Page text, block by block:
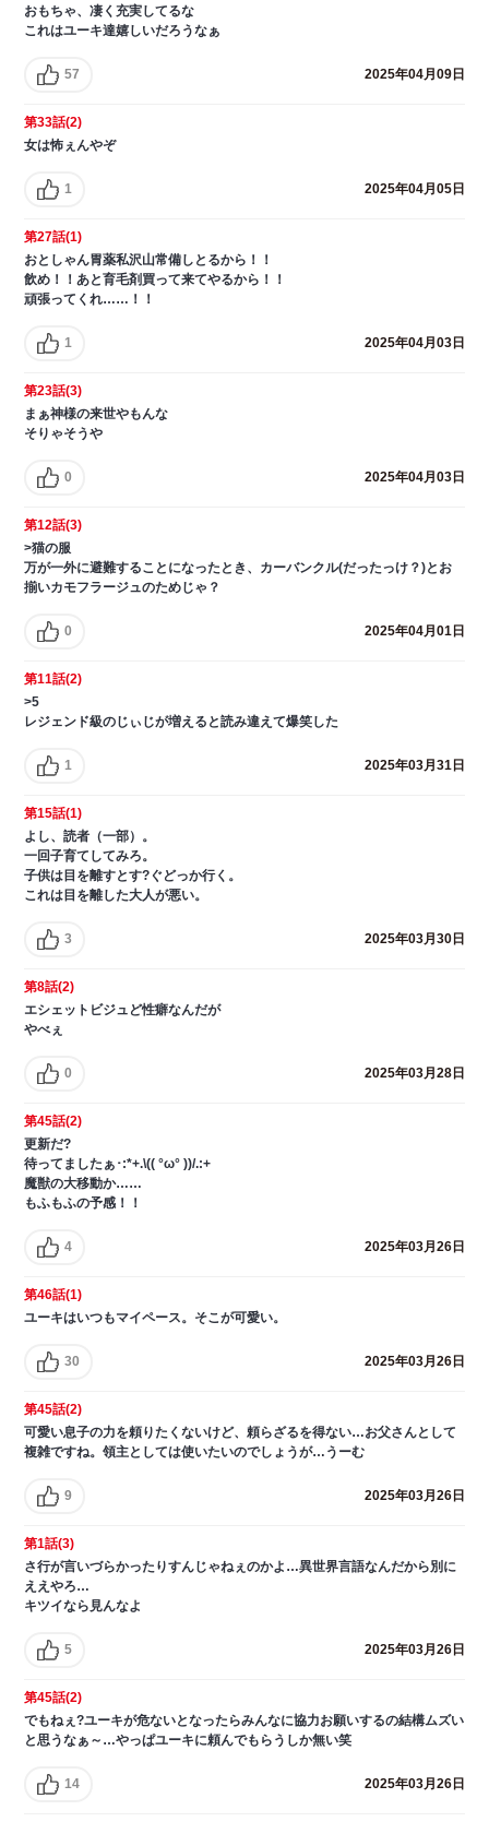
おもちゃ、凄く充実してるな
これはユーキ達嬉しいだろうなぁ
57 2025年04月09日
第33話(2)
女は怖ぇんやぞ
1 2025年04月05日
第27話(1)
おとしゃん胃薬私沢山常備しとるから！！
飲め！！あと育毛剤買って来てやるから！！
頑張ってくれ……！！
1 2025年04月03日
第23話(3)
まぁ神様の来世やもんな
そりゃそうや
0 2025年04月03日
第12話(3)
>猫の服
万が一外に避難することになったとき、カーバンクル(だったっけ？)とお
揃いカモフラージュのためじゃ？
0 2025年04月01日
第11話(2)
>5
レジェンド級のじぃじが増えると読み違えて爆笑した
1 2025年03月31日
第15話(1)
よし、読者（一部）。
一回子育てしてみろ。
子供は目を離すとす?ぐどっか行く。
これは目を離した大人が悪い。
3 2025年03月30日
第8話(2)
エシェットビジュど性癖なんだが
やべぇ
0 2025年03月28日
第45話(2)
更新だ?
待ってましたぁ･:*+.\(( °ω° ))/.:+
魔獣の大移動か……
もふもふの予感！！
4 2025年03月26日
第46話(1)
ユーキはいつもマイペース。そこが可愛い。
30 2025年03月26日
第45話(2)
可愛い息子の力を頼りたくないけど、頼らざるを得ない…お父さんとして
複雑ですね。領主としては使いたいのでしょうが…うーむ
9 2025年03月26日
第1話(3)
さ行が言いづらかったりすんじゃねぇのかよ…異世界言語なんだから別に
ええやろ…
キツイなら見んなよ
5 2025年03月26日
第45話(2)
でもねぇ?ユーキが危ないとなったらみんなに協力お願いするの結構ムズい
と思うなぁ～…やっぱユーキに頼んでもらうしか無い笑
14 2025年03月26日